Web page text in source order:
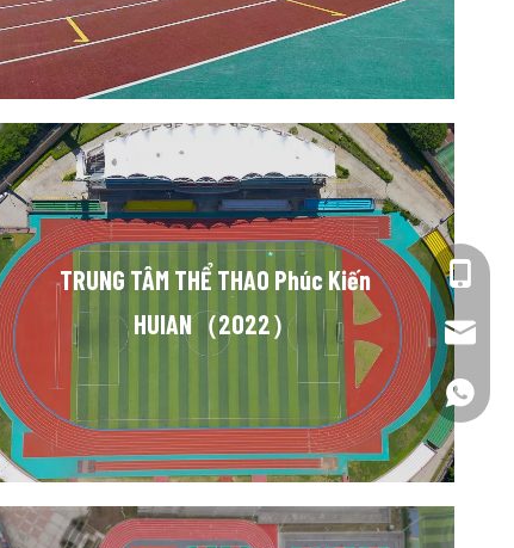
TRUNG TÂM THỂ THAO Phúc Kiến
HUIAN（2022）
+86-
đất
+86